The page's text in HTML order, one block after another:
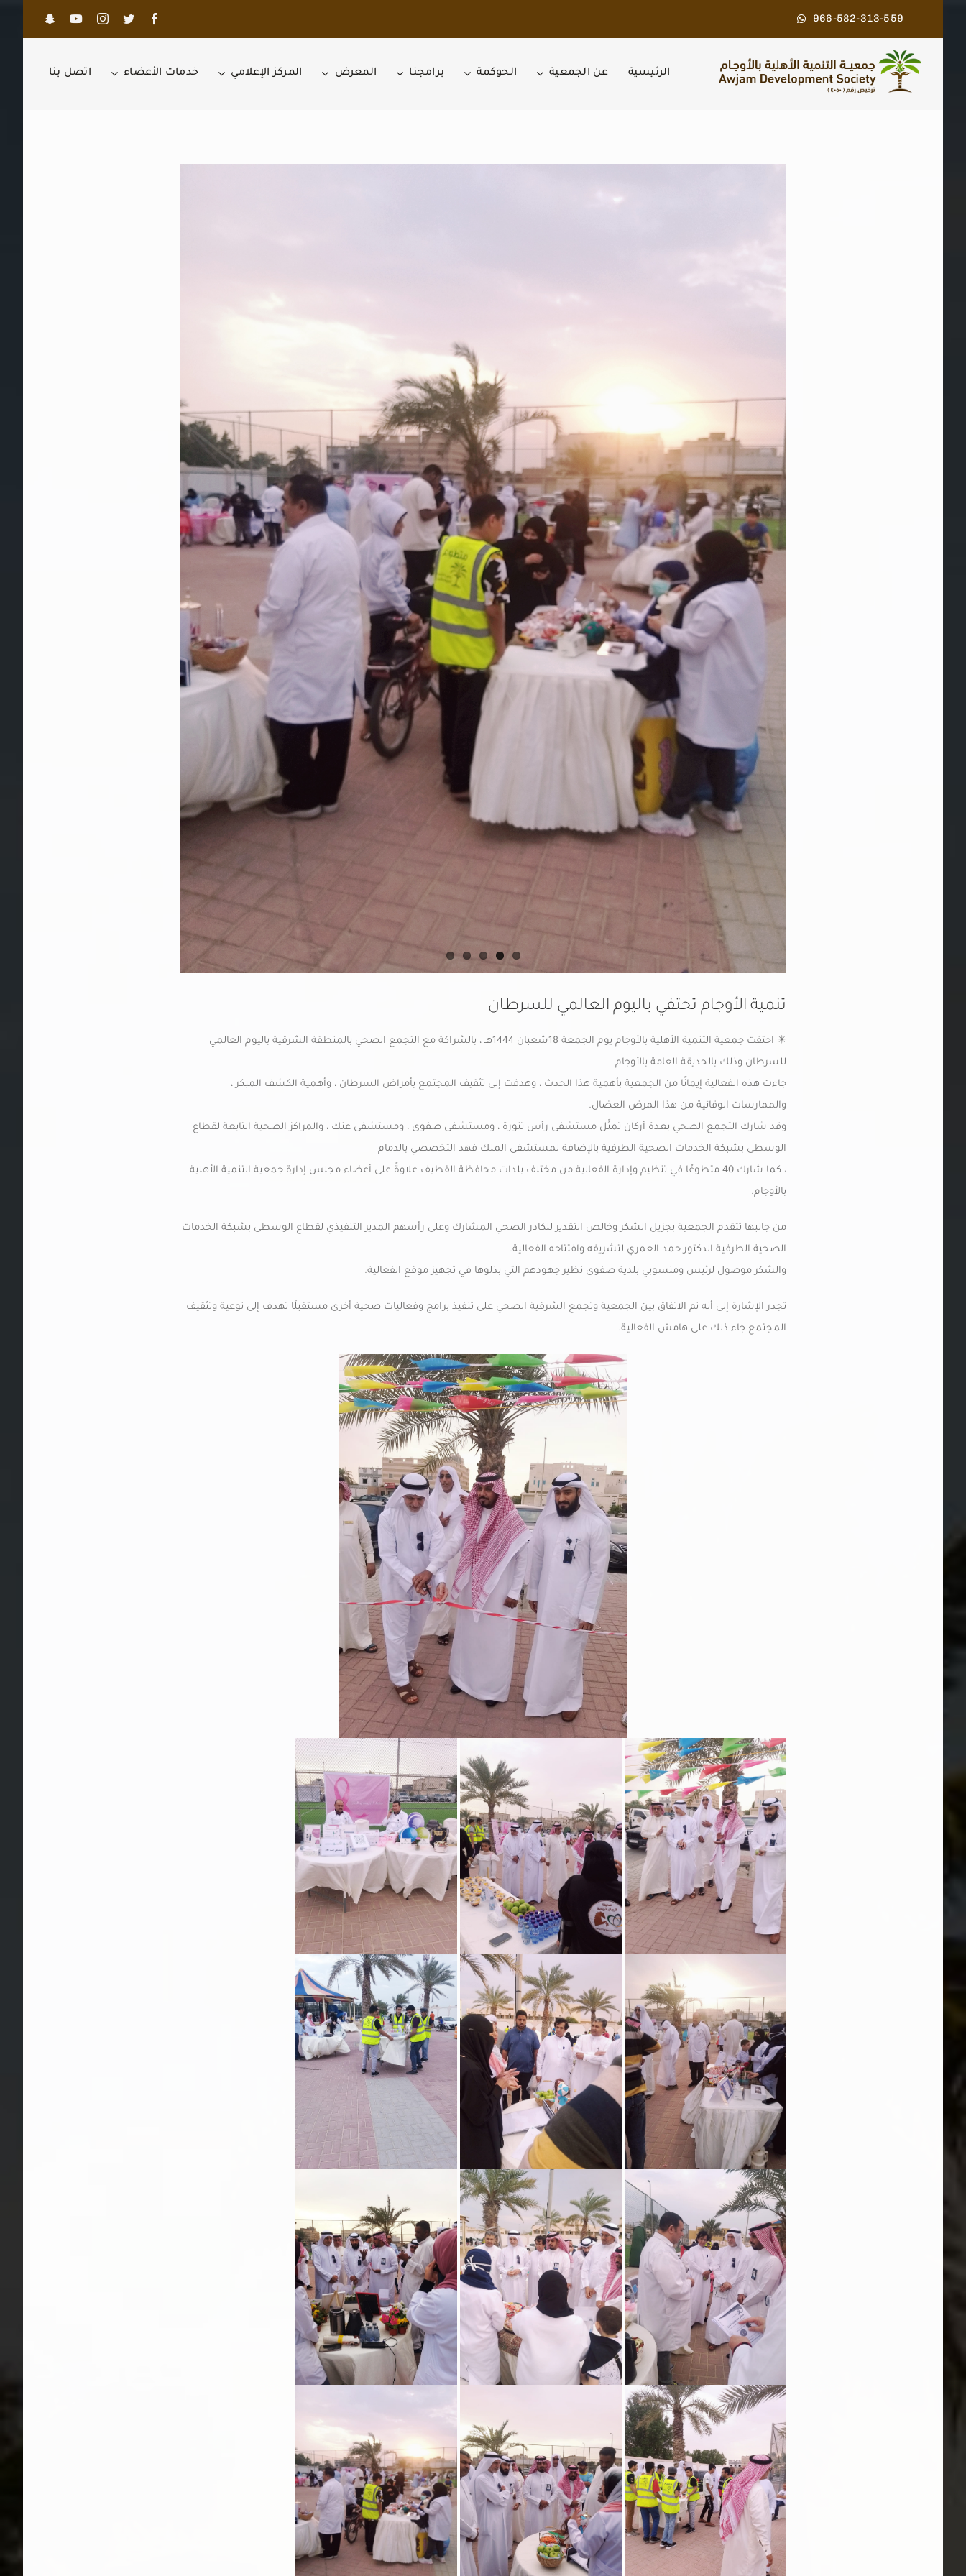
966-582-313-559
الرئيسية عن الجمعية الحوكمة برامجنا المعرض المركز الإعلامي خدمات الأعضاء اتصل بنا
تنمية الأوجام تحتفي باليوم العالمي للسرطان
✴️ احتفت جمعية التنمية الأهلية بالأوجام يوم الجمعة 18شعبان 1444هـ ، بالشراكة مع التجمع الصحي بالمنطقة الشرقية باليوم العالمي
للسرطان وذلك بالحديقة العامة بالأوجام
جاءت هذه الفعالية إيمانًا من الجمعية بأهمية هذا الحدث ، وهدفت إلى تثقيف المجتمع بأمراض السرطان ، وأهمية الكشف المبكر ،
والممارسات الوقائية من هذا المرض العضال.
وقد شارك التجمع الصحي بعدة أركان تمثّل مستشفى رأس تنورة ، ومستشفى صفوى ، ومستشفى عنك ، والمراكز الصحية التابعة لقطاع
الوسطى بشبكة الخدمات الصحية الطرفية بالإضافة لمستشفى الملك فهد التخصصي بالدمام
، كما شارك 40 متطوعًا في تنظيم وإدارة الفعالية من مختلف بلدات محافظة القطيف علاوةً على أعضاء مجلس إدارة جمعية التنمية الأهلية
بالأوجام.
من جانبها تتقدم الجمعية بجزيل الشكر وخالص التقدير للكادر الصحي المشارك وعلى رأسهم المدير التنفيذي لقطاع الوسطى بشبكة الخدمات
الصحية الطرفية الدكتور حمد العمري لتشريفه وافتتاحه الفعالية.
والشكر موصول لرئيس ومنسوبي بلدية صفوى نظير جهودهم التي بذلوها في تجهيز موقع الفعالية.
تجدر الإشارة إلى أنه تم الاتفاق بين الجمعية وتجمع الشرقية الصحي على تنفيذ برامج وفعاليات صحية أخرى مستقبلًا تهدف إلى توعية وتثقيف
المجتمع جاء ذلك على هامش الفعالية.